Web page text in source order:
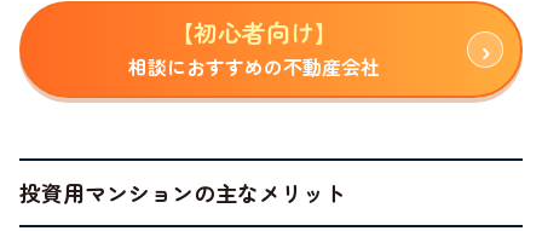
【初心者向け】
相談におすすめの不動産会社
投資用マンションの主なメリット